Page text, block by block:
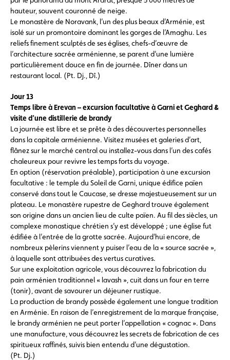
hauteur, souvent couronné de neige.
Le monastère de Noravank, l’un des plus beaux d’Arménie, est
isolé sur un promontoire dominant les gorges de l’Amaghu. Les
reliefs finement sculptés de ses églises, chefs-d’œuvre de
l’architecture sacrée arménienne, se parent d’une lumière
particulièrement douce en fin de journée. Dîner dans un
restaurant local. (Pt. Dj., Dî.)
Jour 13
Temps libre à Erevan – excursion facultative à Garni et Geghard &
visite d’une distillerie de brandy
La journée est libre et se prête à des découvertes personnelles
dans la capitale arménienne. Visitez musées et galeries d’art,
flânez sur le marché central ou installez-vous dans l’un des cafés
chaleureux pour revivre les temps forts du voyage.
En option (réservation préalable), participation à une excursion
facultative : le temple du Soleil de Garni, unique édifice païen
conservé dans tout le Caucase, se dresse majestueusement sur un
plateau. Le monastère rupestre de Geghard trouve également
son origine dans un ancien lieu de culte païen. Au fil des siècles, un
complexe monastique chrétien s’y est développé ; une église fut
édifiée à l’entrée de la grotte sacrée. Aujourd’hui encore, de
nombreux pèlerins viennent y puiser l’eau de la « source sacrée »,
à laquelle sont attribuées des vertus curatives.
Sur une exploitation agricole, vous découvrez la fabrication du
pain arménien traditionnel « lavash », cuit dans un four en terre
(tonir), avant de savourer un déjeuner rustique.
La production de brandy possède également une longue tradition
en Arménie. En raison de l’enregistrement de la marque française,
le brandy arménien ne peut porter l’appellation « cognac ». Dans
une manufacture, vous découvrez les secrets de fabrication de ces
spiritueux raffinés, suivis bien entendu d’une dégustation.
(Pt. Dj.)